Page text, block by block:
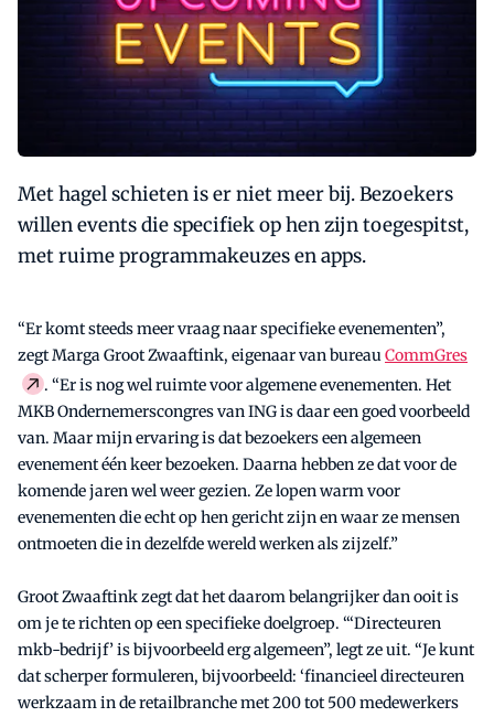
Met hagel schieten is er niet meer bij. Bezoekers
willen events die specifiek op hen zijn toegespitst,
met ruime programmakeuzes en apps.
“Er komt steeds meer vraag naar specifieke evenementen”,
zegt Marga Groot Zwaaftink, eigenaar van bureauCommGres
. “Er is nog wel ruimte voor algemene evenementen. Het
MKB Ondernemerscongres van ING is daar een goed voorbeeld
van. Maar mijn ervaring is dat bezoekers een algemeen
evenement één keer bezoeken. Daarna hebben ze dat voor de
komende jaren wel weer gezien. Ze lopen warm voor
evenementen die echt op hen gericht zijn en waar ze mensen
ontmoeten die in dezelfde wereld werken als zijzelf.”
Groot Zwaaftink zegt dat het daarom belangrijker dan ooit is
om je te richten op een specifieke doelgroep. “‘Directeuren
mkb-bedrijf’ is bijvoorbeeld erg algemeen”, legt ze uit. “Je kunt
dat scherper formuleren, bijvoorbeeld: ‘financieel directeuren
werkzaam in de retailbranche met 200 tot 500 medewerkers